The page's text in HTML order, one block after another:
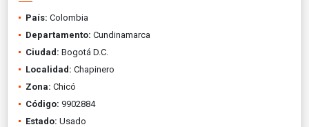
País: Colombia
Departamento: Cundinamarca
Ciudad: Bogotá D.C.
Localidad: Chapinero
Zona: Chicó
Código: 9902884
Estado: Usado